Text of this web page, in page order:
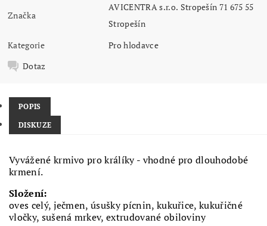
Značka
AVICENTRA s.r.o. Stropešín 71 675 55
Stropešín
Kategorie
Pro hlodavce
Dotaz
POPIS
DISKUZE
Vyvážené krmivo pro králíky - vhodné pro dlouhodobé
krmení.
Složení:
oves celý, ječmen, úsušky pícnin, kukuřice, kukuřičné
vločky, sušená mrkev, extrudované obiloviny